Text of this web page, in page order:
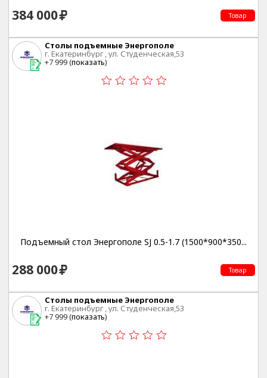
384 000 Товар
Столы подъемные Энергополе
г. Екатеринбург , ул. Студенческая,53
+7 999 (показать)
Подъемный стол Энергополе SJ 0.5-1.7 (1500*900*350...
288 000 Товар
Столы подъемные Энергополе
г. Екатеринбург , ул. Студенческая,53
+7 999 (показать)